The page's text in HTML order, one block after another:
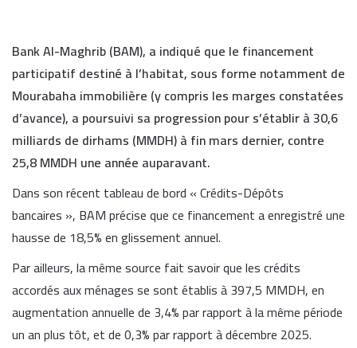
Bank Al-Maghrib (BAM), a indiqué que le financement
participatif destiné à l’habitat, sous forme notamment de
Mourabaha immobilière (y compris les marges constatées
d’avance), a poursuivi sa progression pour s’établir à 30,6
milliards de dirhams (MMDH) à fin mars dernier, contre
25,8 MMDH une année auparavant.
Dans son récent tableau de bord « Crédits-Dépôts
bancaires », BAM précise que ce financement a enregistré une
hausse de 18,5% en glissement annuel.
Par ailleurs, la même source fait savoir que les crédits
accordés aux ménages se sont établis à 397,5 MMDH, en
augmentation annuelle de 3,4% par rapport à la même période
un an plus tôt, et de 0,3% par rapport à décembre 2025.